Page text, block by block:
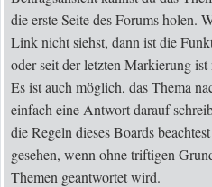
die erste Seite des Forums holen.
Link nicht siehst, dann ist die
oder seit der letzten Markierung
Es ist auch möglich, das Thema
einfach eine Antwort darauf
die Regeln dieses Boards
gesehen, wenn ohne triftigen
Themen geantwortet wird.